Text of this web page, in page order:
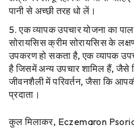
पानी से अच्छी तरह धो लें।
एक व्यापक उपचार योजना का
सोरायसिस क्रीम सोरायसिस के
उपकरण हो सकता है, एक व्यापक
है जिसमें अन्य उपचार शामिल हैं, जैसे
जीवनशैली में परिवर्तन, जैसा कि
प्रदाता।
कुल मिलाकर, Eczemaron